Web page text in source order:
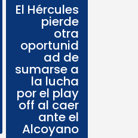
El Hércules
pierde
otra
oportunid
ad de
sumarse a
la lucha
por el play
off al caer
ante el
Alcoyano